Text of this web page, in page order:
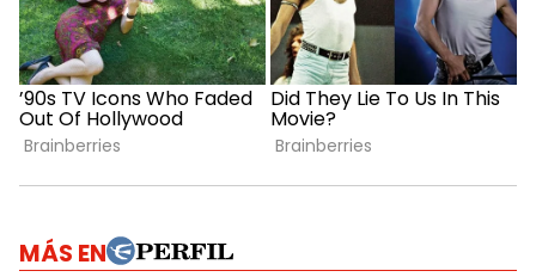
MÁS EN